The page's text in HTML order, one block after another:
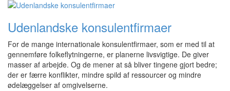
Udenlandske konsulentfirmaer
For de mange internationale konsulentfirmaer, som er med til at
gennemføre folkeflytningerne, er planerne livsvigtige. De giver
masser af arbejde. Og de mener at så bliver tingene gjort bedre;
der er færre konflikter, mindre spild af ressourcer og mindre
ødelæggelser af omgivelserne.